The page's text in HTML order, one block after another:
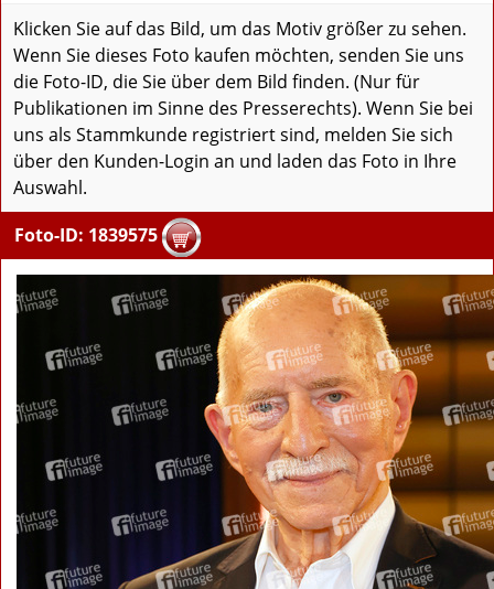
Klicken Sie auf das Bild, um das Motiv größer zu sehen.
Wenn Sie dieses Foto kaufen möchten, senden Sie uns
die Foto-ID, die Sie über dem Bild finden. (Nur für
Publikationen im Sinne des Presserechts). Wenn Sie bei
uns als Stammkunde registriert sind, melden Sie sich
über den Kunden-Login an und laden das Foto in Ihre
Auswahl.
Foto-ID: 1839575